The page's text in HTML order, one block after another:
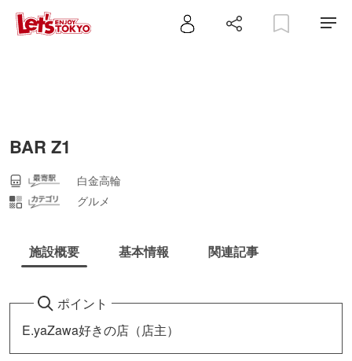
BAR Z1
白金高輪
グルメ
施設概要 基本情報 関連記事
ポイント
E.yaZawa好きの店（店主）